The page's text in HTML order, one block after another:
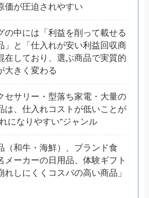
価が圧迫されやすい
の中には「利益を削って載せる
」と「仕入れが安い利益回収商
在しており、選ぶ商品で実質的
大きく変わる
セサリー・型落ち家電・大量の
は、仕入れコストが低いことが
になりやすい”ジャンル
（和牛・海鮮）、ブランド食
メーカーの日用品、体験ギフト
れしにくくコスパの高い商品」